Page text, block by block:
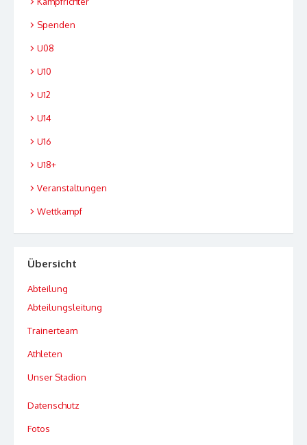
Spenden
U08
U10
U12
U14
U16
U18+
Veranstaltungen
Wettkampf
Übersicht
Abteilung
Abteilungsleitung
Trainerteam
Athleten
Unser Stadion
Datenschutz
Fotos